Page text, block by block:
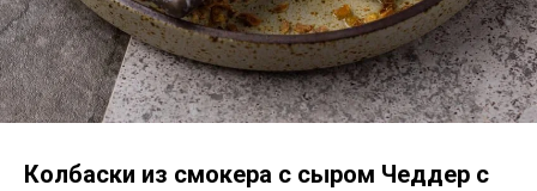
Колбаски из смокера с сыром Чеддер с